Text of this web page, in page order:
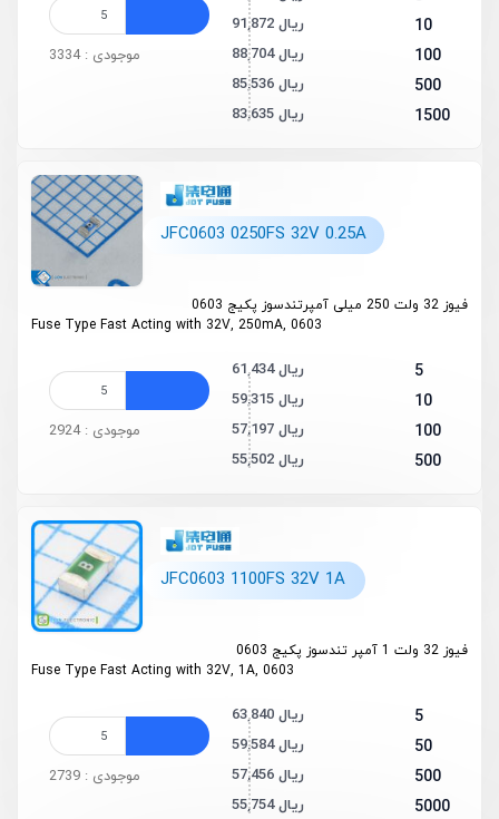
10 91,872 ریال
100 88,704 ریال
500 85,536 ریال
1500 83,635 ریال
موجودی : 3334
JFC0603 0250FS 32V 0.25A
فیوز 32 ولت 250 میلی آمپرتندسوز پکیج 0603
Fuse Type Fast Acting with 32V, 250mA, 0603
5 61,434 ریال
10 59,315 ریال
100 57,197 ریال
500 55,502 ریال
موجودی : 2924
JFC0603 1100FS 32V 1A
فیوز 32 ولت 1 آمپر تندسوز پکیج 0603
Fuse Type Fast Acting with 32V, 1A, 0603
5 63,840 ریال
50 59,584 ریال
500 57,456 ریال
5000 55,754 ریال
موجودی : 2739